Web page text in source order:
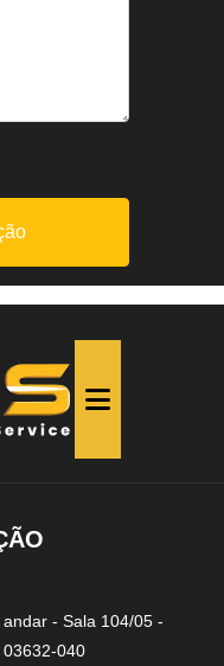
- Sala 104/05 -
03632-040